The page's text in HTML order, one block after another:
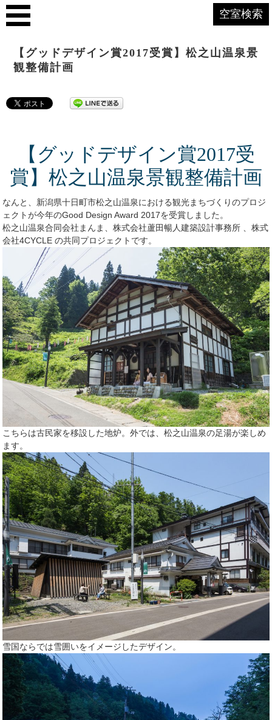
空室検索
【グッドデザイン賞2017受賞】松之山温泉景
観整備計画
【グッドデザイン賞2017受
賞】松之山温泉景観整備計画
なんと、新潟県十日町市松之山温泉における観光まちづくりのプロジ
ェクトが今年のGood Design Award 2017を受賞しました。
松之山温泉合同会社まんま、株式会社蘆田暢人建築設計事務所 、株式
会社4CYCLE の共同プロジェクトです。
こちらは古民家を移設した地炉。外では、松之山温泉の足湯が楽しめ
ます。
雪国ならでは雪囲いをイメージしたデザイン。